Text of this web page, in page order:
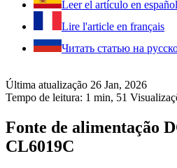
Leer el artículo en español
Lire l'article en français
Читать статью на
Última atualização 26 Jan, 2026
Tempo de leitura: 1 min, 51
Fonte de alimentação
CL6019C